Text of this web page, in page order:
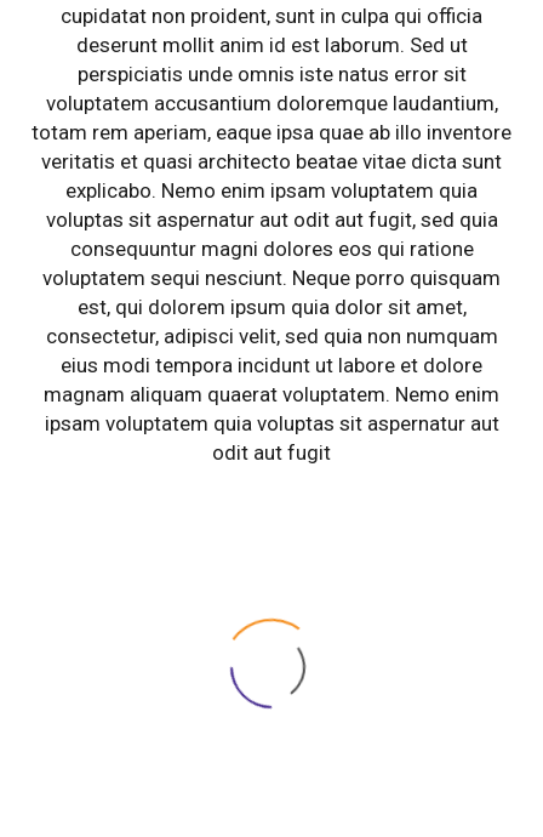
cupidatat non proident, sunt in culpa qui officia
deserunt mollit anim id est laborum. Sed ut
perspiciatis unde omnis iste natus error sit
voluptatem accusantium doloremque laudantium,
totam rem aperiam, eaque ipsa quae ab illo inventore
veritatis et quasi architecto beatae vitae dicta sunt
explicabo. Nemo enim ipsam voluptatem quia
voluptas sit aspernatur aut odit aut fugit, sed quia
consequuntur magni dolores eos qui ratione
voluptatem sequi nesciunt. Neque porro quisquam
est, qui dolorem ipsum quia dolor sit amet,
consectetur, adipisci velit, sed quia non numquam
eius modi tempora incidunt ut labore et dolore
magnam aliquam quaerat voluptatem. Nemo enim
ipsam voluptatem quia voluptas sit aspernatur aut
odit aut fugit